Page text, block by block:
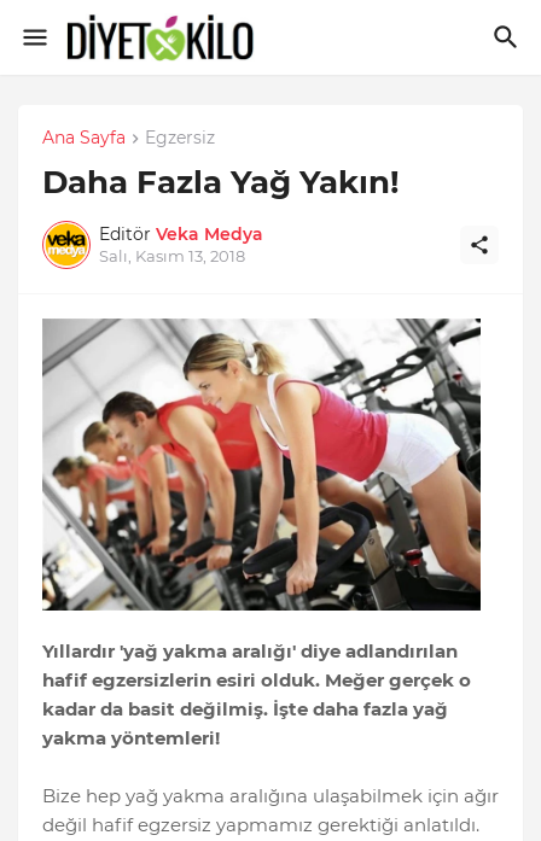
Ana Sayfa Egzersiz
Daha Fazla Yağ Yakın!
Editör Veka Medya
Salı, Kasım 13, 2018
Yıllardır 'yağ yakma aralığı' diye adlandırılan
hafif egzersizlerin esiri olduk. Meğer gerçek o
kadar da basit değilmiş. İşte daha fazla yağ
yakma yöntemleri!
Bize hep yağ yakma aralığına ulaşabilmek için ağır
değil hafif egzersiz yapmamız gerektiği anlatıldı.